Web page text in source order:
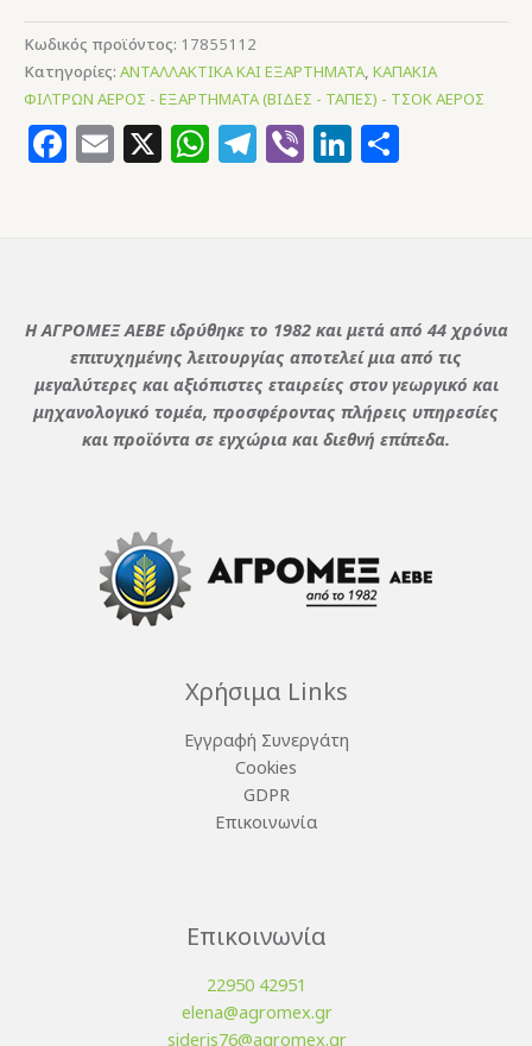
Κωδικός προϊόντος: 17855112
Κατηγορίες: ΑΝΤΑΛΛΑΚΤΙΚΑ ΚΑΙ ΕΞΑΡΤΗΜΑΤΑ, ΚΑΠΑΚΙΑ
ΦΙΛΤΡΩΝ ΑΕΡΟΣ - ΕΞΑΡΤΗΜΑΤΑ (ΒΙΔΕΣ - ΤΑΠΕΣ) - ΤΣΟΚ ΑΕΡΟΣ
Facebook
Email
X WhatsApp
Telegram
ViberLinkedIn
Η ΑΓΡΟΜΕΞ ΑΕΒΕ ιδρύθηκε το 1982 και μετά από 44 χρόνια
επιτυχημένης λειτουργίας αποτελεί μια από τις
μεγαλύτερες και αξιόπιστες εταιρείες στον γεωργικό και
μηχανολογικό τομέα, προσφέροντας πλήρεις υπηρεσίες
και προϊόντα σε εγχώρια και διεθνή επίπεδα.
Χρήσιμα Links
Εγγραφή Συνεργάτη
Cookies
GDPR
Επικοινωνία
Επικοινωνία
22950 42951
elena@agromex.gr
sideris76@agromex.gr